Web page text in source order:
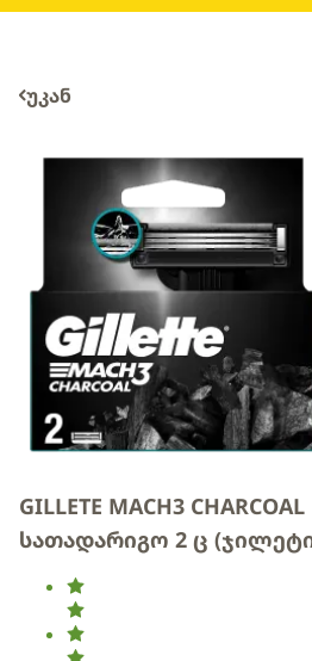
უკან
GILLETE MACH3 CHARCOAL
სათადარიგო 2 ც